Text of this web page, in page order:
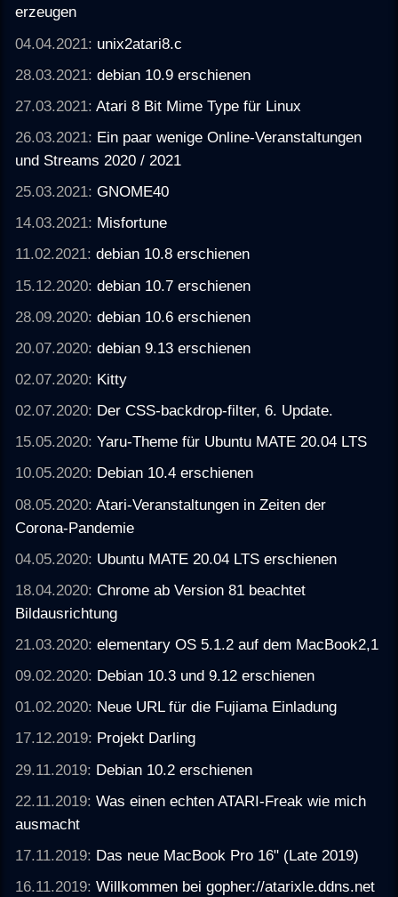
erzeugen
04.04.2021: unix2atari8.c
28.03.2021:debian 10.9 erschienen
27.03.2021:Atari 8 Bit Mime Type für Linux
26.03.2021: Ein paar wenige Online-Veranstaltungen
und Streams 2020 / 2021
25.03.2021:GNOME40
14.03.2021: Misfortune
11.02.2021:debian 10.8 erschienen
15.12.2020:debian 10.7 erschienen
28.09.2020:debian 10.6 erschienen
20.07.2020:debian 9.13 erschienen
02.07.2020: Kitty
02.07.2020: Der CSS-backdrop-filter, 6. Update.
15.05.2020:Yaru-Theme für Ubuntu MATE 20.04 LTS
10.05.2020: Debian 10.4 erschienen
08.05.2020:Atari-Veranstaltungen in Zeiten der
Corona-Pandemie
04.05.2020: Ubuntu MATE 20.04 LTS erschienen
18.04.2020:Chrome ab Version 81 beachtet
Bildausrichtung
21.03.2020:elementary OS 5.1.2 auf dem MacBook2,1
09.02.2020: Debian 10.3 und 9.12 erschienen
01.02.2020: Neue URL für die Fujiama Einladung
17.12.2019: Projekt Darling
29.11.2019: Debian 10.2 erschienen
22.11.2019:Was einen echten ATARI-Freak wie mich
ausmacht
17.11.2019: Das neue MacBook Pro 16" (Late 2019)
16.11.2019:Willkommen bei gopher://atarixle.ddns.net